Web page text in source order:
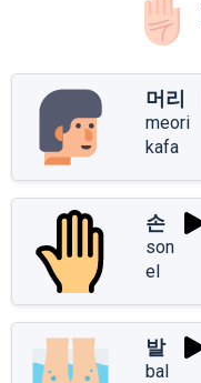
머리
meori
kafa
손
son
el
발
bal